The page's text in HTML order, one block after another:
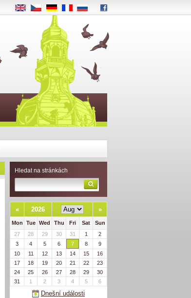
Hledat na stránkách
« 2026 »
Mon Tue Wed Thu Fri Sat
Sun
27
28 29 30 31 1
2
3
4 5 6 7 8
9
10
11 12 13 14 15
16
17
18 19 20 21 22
23
24
25 26 27 28 29
30
31
1 2 3 4 5 6
Dnešní události
EN CS DE RU